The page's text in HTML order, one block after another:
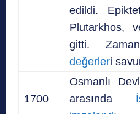
edildi.
Plutarkhos,
gitti.
değerleri
1700
Osmanlı
arasında